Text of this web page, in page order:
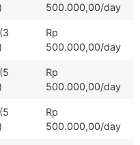
500.000,00/day
Rp
500.000,00/day
Rp
500.000,00/day
Rp
500.000,00/day